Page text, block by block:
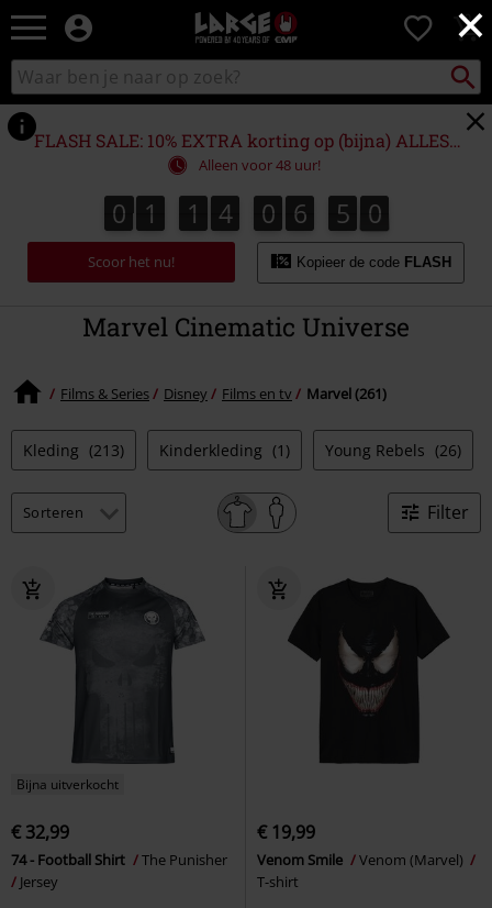
×
Large
–
Muziek-,
en
gaming-
merch
+
alternatieve
kleding
0
Zoek
in
catalogus
zoeken
FLASH SALE: 10% EXTRA korting op (bijna) ALLES!*
Alleen voor 48 uur!
0
0 1
1 1
1 4
4 0
0 6
6 4
5
4 8
9
8
0
9
Scoor het nu! Kopieer de code FLASH
Marvel Cinematic Universe
Films & Series Disney Films en tv Marvel (261)
Kleding (213) Kinderkleding (1) Young Rebels (26)
Filter
Bijna uitverkocht
€ 32,99
74 - Football Shirt
The Punisher
Jersey
€ 19,99
Venom Smile
Venom (Marvel)
T-shirt